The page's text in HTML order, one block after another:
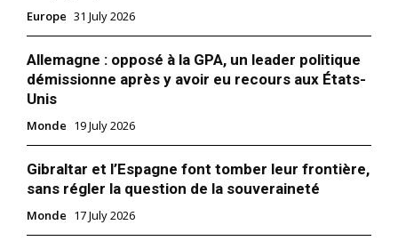
Europe 31 July 2026
Allemagne : opposé à la GPA, un leader politique
démissionne après y avoir eu recours aux États-
Unis
Monde 19 July 2026
Gibraltar et l’Espagne font tomber leur frontière,
sans régler la question de la souveraineté
Monde 17 July 2026